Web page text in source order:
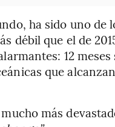
ha sido uno de
débil que el de
12
que
más